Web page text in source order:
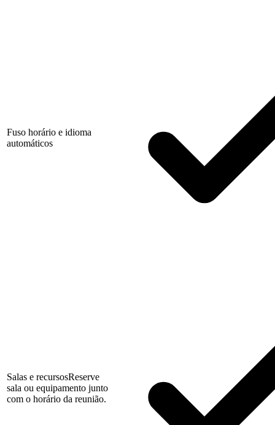
Fuso horário e idioma
automáticos
Salas e recursosReserve
sala ou equipamento junto
com o horário da reunião.